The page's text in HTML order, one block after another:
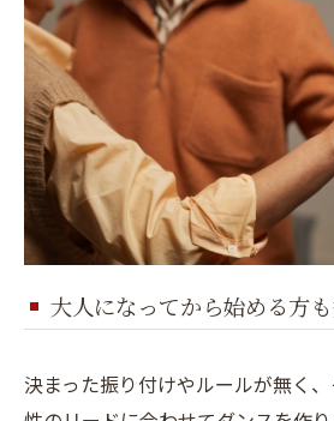
大人になってから始める方
決まった振り付けやルールが無く